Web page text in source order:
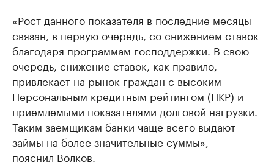
«Рост данного показателя в последние месяцы
связан, в первую очередь, со снижением ставок
благодаря программам господдержки. В свою
очередь, снижение ставок, как правило,
привлекает на рынок граждан с высоким
Персональным кредитным рейтингом (ПКР) и
приемлемыми показателями долговой нагрузки.
Таким заемщикам банки чаще всего выдают
займы на более значительные суммы», —
пояснил Волков.